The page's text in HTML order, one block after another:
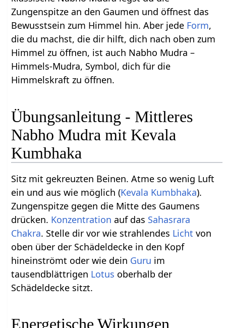
Zungenspitze an den Gaumen und öffnest das
Bewusstsein zum Himmel hin. Aber jede Form,
die du machst, die dir hilft, dich nach oben zum
Himmel zu öffnen, ist auch Nabho Mudra –
Himmels-Mudra, Symbol, dich für die
Himmelskraft zu öffnen.
Übungsanleitung - Mittleres
Nabho Mudra mit Kevala
Kumbhaka
Sitz mit gekreuzten Beinen. Atme so wenig Luft
ein und aus wie möglich (Kevala Kumbhaka).
Zungenspitze gegen die Mitte des Gaumens
drücken. Konzentration auf das Sahasrara
Chakra. Stelle dir vor wie strahlendes Licht von
oben über der Schädeldecke in den Kopf
hineinströmt oder wie dein Guru im
tausendblättrigen Lotus oberhalb der
Schädeldecke sitzt.
Energetische Wirkungen